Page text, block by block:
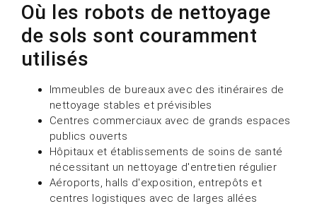
Où les robots de nettoyage
de sols sont couramment
utilisés
Immeubles de bureaux avec des itinéraires de
nettoyage stables et prévisibles
Centres commerciaux avec de grands espaces
publics ouverts
Hôpitaux et établissements de soins de santé
nécessitant un nettoyage d'entretien régulier
Aéroports, halls d'exposition, entrepôts et
centres logistiques avec de larges allées